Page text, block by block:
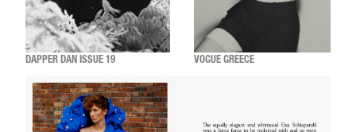
DAPPER DAN ISSUE 19 VOGUE GREECE